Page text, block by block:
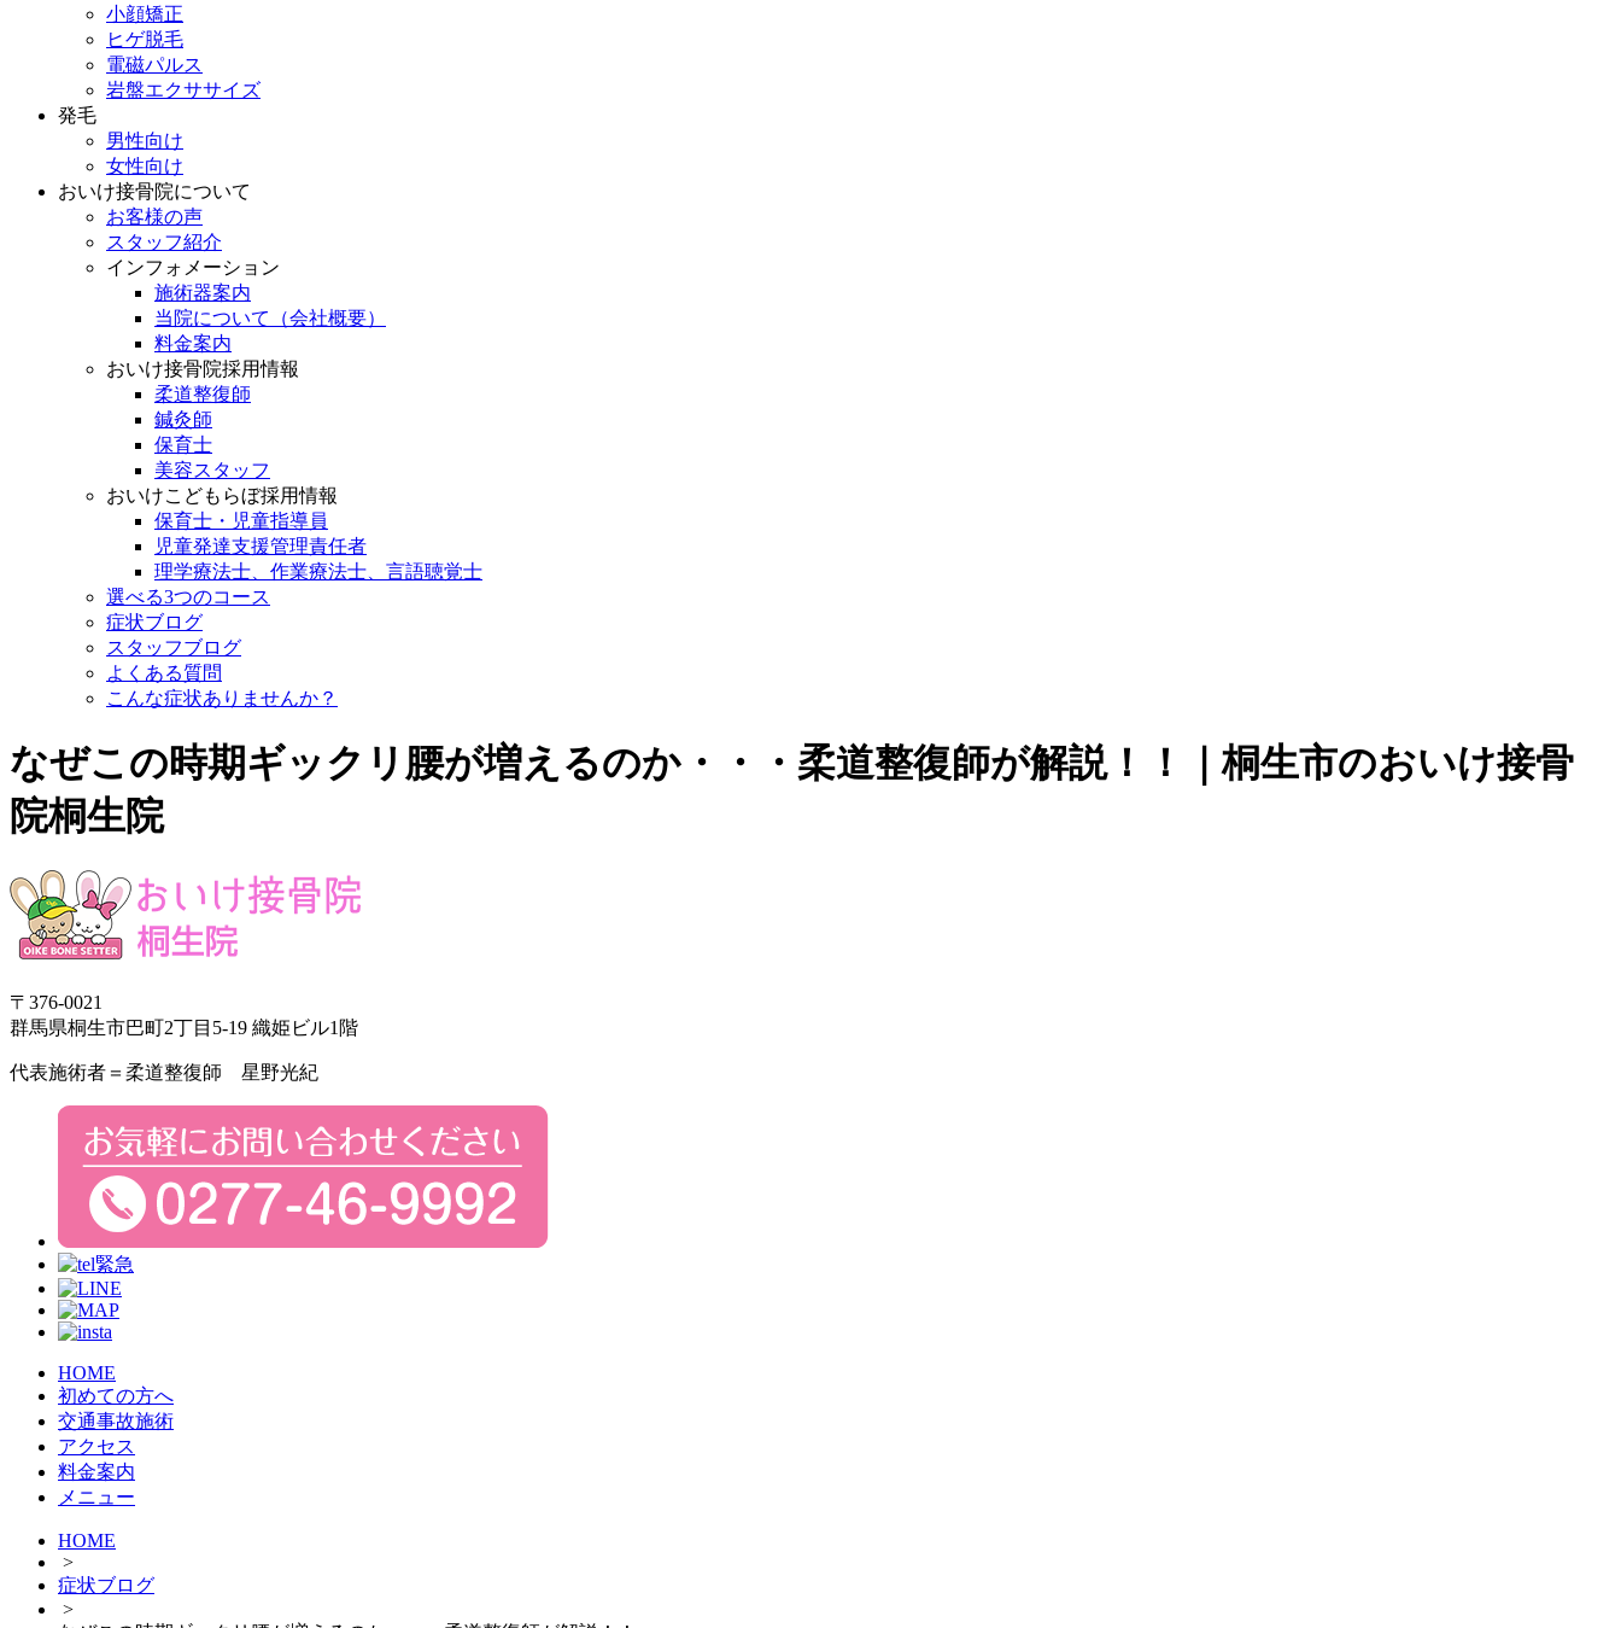
小顔矯正
ヒゲ脱毛
電磁パルス
岩盤エクササイズ
発毛
男性向け
女性向け
おいけ接骨院について
お客様の声
スタッフ紹介
インフォメーション
施術器案内
当院について（会社概要）
料金案内
おいけ接骨院採用情報
柔道整復師
鍼灸師
保育士
美容スタッフ
おいけこどもらぼ採用情報
保育士・児童指導員
児童発達支援管理責任者
理学療法士、作業療法士、言語聴覚士
選べる3つのコース
症状ブログ
スタッフブログ
よくある質問
こんな症状ありませんか？
なぜこの時期ギックリ腰が増えるのか・・・柔道整復師が解説！！｜桐生市のおいけ接骨
院桐生院
〒376-0021
群馬県桐生市巴町2丁目5-19 織姫ビル1階
代表施術者＝柔道整復師 星野光紀
HOME
初めての方へ
交通事故施術
アクセス
料金案内
メニュー
HOME
>
症状ブログ
>